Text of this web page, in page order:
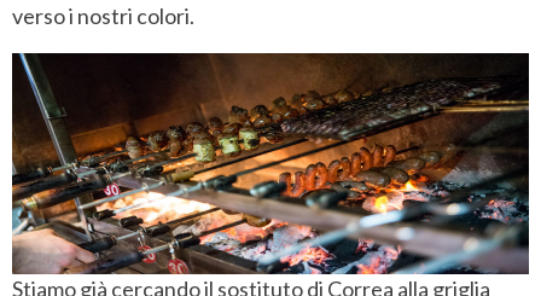
verso i nostri colori.
Stiamo già cercando il sostituto di Correa alla griglia